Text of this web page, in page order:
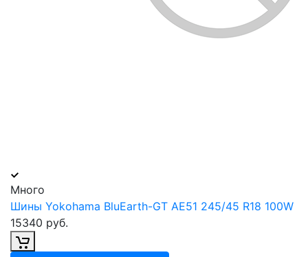
Много
Шины Yokohama BluEarth-GT AE51 245/45 R18 100W
15340 руб.